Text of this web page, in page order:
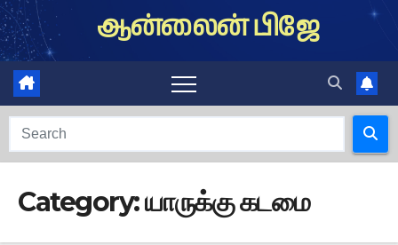
Skip
to
content
ஆன்லைன் பிஜே
Category:யாருக்கு கடமை